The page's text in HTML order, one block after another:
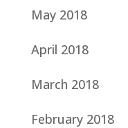
May 2018
April 2018
March 2018
February 2018